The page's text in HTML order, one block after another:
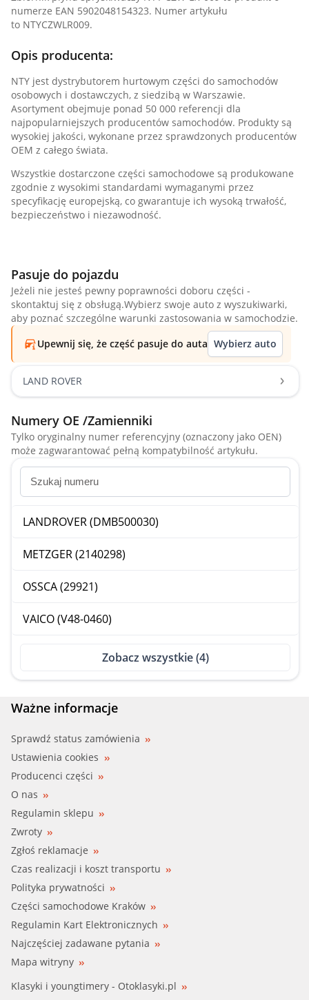
numerze EAN 5902048154323. Numer artykułu
to NTYCZWLR009.
Opis producenta:
NTY jest dystrybutorem hurtowym części do samochodów
osobowych i dostawczych, z siedzibą w Warszawie.
Asortyment obejmuje ponad 50 000 referencji dla
najpopularniejszych producentów samochodów. Produkty są
wysokiej jakości, wykonane przez sprawdzonych producentów
OEM z całego świata.
Wszystkie dostarczone części samochodowe są produkowane
zgodnie z wysokimi standardami wymaganymi przez
specyfikację europejską, co gwarantuje ich wysoką trwałość,
bezpieczeństwo i niezawodność.
Pasuje do pojazdu
Jeżeli nie jesteś pewny poprawności doboru części -
skontaktuj się z obsługą.Wybierz swoje auto z wyszukiwarki,
aby poznać szczególne warunki zastosowania w samochodzie.
Upewnij się, że część pasuje do auta Wybierz auto
LAND ROVER
Numery OE /Zamienniki
Tylko oryginalny numer referencyjny (oznaczony jako OEN)
może zagwarantować pełną kompatybilność artykułu.
LANDROVER (DMB500030)
METZGER (2140298)
OSSCA (29921)
VAICO (V48-0460)
Zobacz wszystkie (4)
Ważne informacje
Sprawdź status zamówienia
Ustawienia cookies
Producenci części
O nas
Regulamin sklepu
Zwroty
Zgłoś reklamacje
Czas realizacji i koszt transportu
Polityka prywatności
Części samochodowe Kraków
Regulamin Kart Elektronicznych
Najczęściej zadawane pytania
Mapa witryny
Klasyki i youngtimery - Otoklasyki.pl